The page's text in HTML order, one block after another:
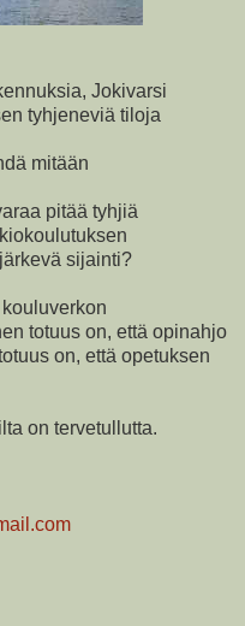
Jokivarsi
tyhjeneviä tiloja
mitään
pitää tyhjiä
sijainti?
totuus on, että opinahjo
on, että opetuksen
on tervetullutta.